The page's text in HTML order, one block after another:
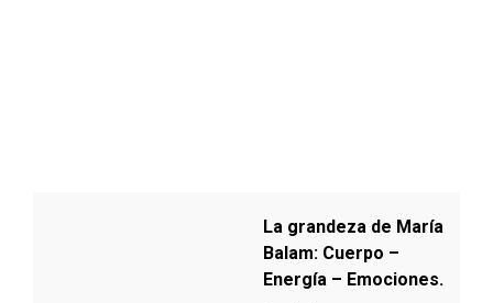
La grandeza de María
Balam: Cuerpo –
Energía – Emociones.